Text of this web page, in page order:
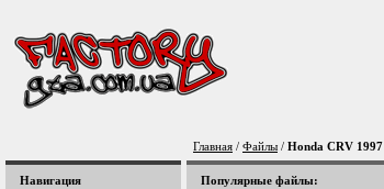
Главная / Файлы / Honda CRV 1997
Навигация
Популярные файлы: